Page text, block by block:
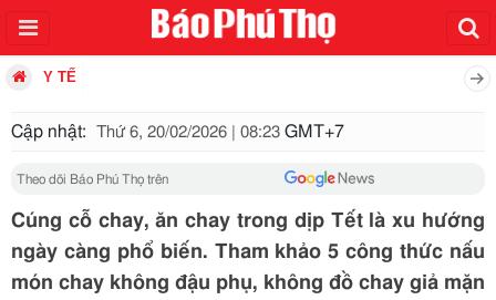
Y TẾ
Cập nhật: Thứ 6, 20/02/2026 | 08:23 GMT+7
Theo dõi Báo Phú Thọ trên
Cúng cỗ chay, ăn chay trong dịp Tết là xu hướng
ngày càng phổ biến. Tham khảo 5 công thức nấu
món chay không đậu phụ, không đồ chay giả mặn